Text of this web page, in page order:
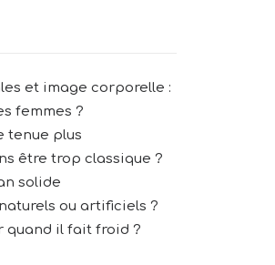
et image corporelle :
femmes ?
tenue plus
être trop classique ?
solide
ou artificiels ?
quand il fait froid ?